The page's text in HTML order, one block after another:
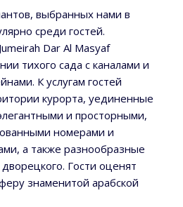
выбранных нами в
среди гостей.
Dar Al Masyaf
тихого сада с каналами и
К услугам гостей
курорта, уединенные
и просторными,
номерами и
а также разнообразные
Гости оценят
знаменитой арабской